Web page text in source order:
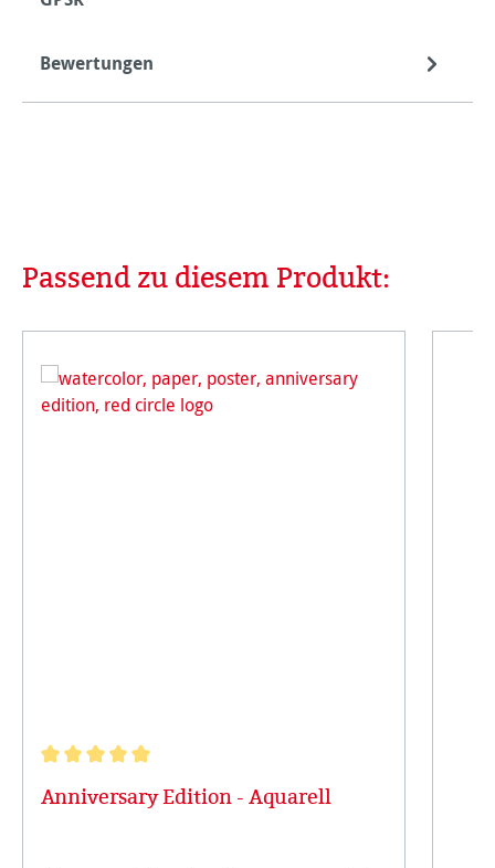
Bewertungen
Produktgalerie überspringen
Passend zu diesem Produkt:
Anniversary Edition - Aquarell